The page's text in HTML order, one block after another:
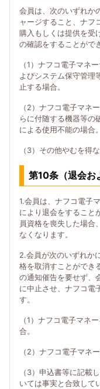
会員は、次のいずれか
ャージすること、ナフ
購入もしくは提供を受
の確認をすることがで
（1）ナフコ電子マネ
よびシステム保守管理
止する場合。
（2）ナフコ電子マネ
らに付随する機器等の
による使用不能の場合。
（3）その他やむを得
第10条（退会お
1.会員は、ナフコ電子
により退会をすること
員資格を喪失した場合
なくなります。
2.会員が次のいずれか
格を取消すことができ
の通知催告を要せず、
に中止させ、ナフコ電
す。
（1）ナフコ電子マネ
合。
（2）ナフコ電子マネ
（3）申込書等に記載
いては事実と合致して